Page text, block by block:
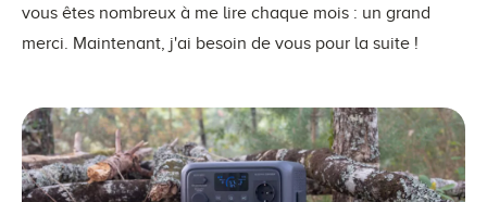
vous êtes nombreux à me lire chaque mois : un grand
merci. Maintenant, j'ai besoin de vous pour la suite !